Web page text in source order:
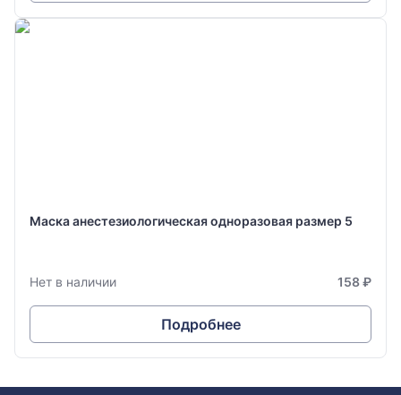
Маска анестезиологическая одноразовая размер 5
Нет в наличии 158 ₽
Подробнее